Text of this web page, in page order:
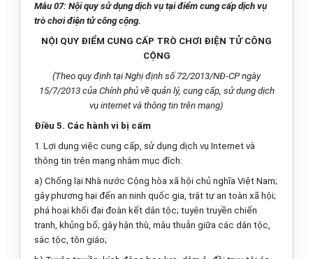
Mẫu 07: Nội quy sử dụngdịch vụ tại điểm cung cấp dịch vụ
trò chơi điện tử công cộng.
NỘI QUY ĐIỂM CUNG CẤP TRÒ CHƠI ĐIỆN TỬ CÔNG
CỘNG
(Theo quy định tại Nghị định số 72/2013/NĐ-CP ngày
15/7/2013 của Chính phủ vềquản lý, cung cấp, sử dụng dịch
vụ internet và thông tin trên mạng)
Điều 5. Các hành vi bị cấm
1. Lợi dụng việc cung cấp, sử dụng dịch vụ Internet và
thông tin trên mạng nhằm mục đích:
a) Chống lại Nhà nước Cộng hòa xã hội chủ nghĩa Việt Nam;
gây phương hại đến an ninh quốc gia, trật tự an toàn xã hội;
phá hoại khối đại đoàn kết dân tộc; tuyên truyền chiến
tranh, khủng bố; gâyhận thù, mâu thuẫn giữa các dân tộc,
sắc tộc, tôn giáo;